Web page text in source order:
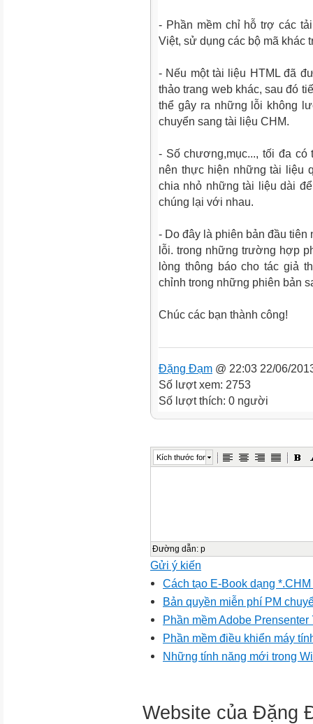
- Phần mềm chỉ hỗ trợ các
Việt, sử dụng các bộ mã khác
- Nếu một tài liệu HTML đã
thảo trang web khác, sau đó
thể gây ra những lỗi không
chuyển sang tài liệu CHM.
- Số chương,mục..., tối đa
nên thực hiện những tài liệu
chia nhỏ những tài liệu dài
chúng lại với nhau.
- Do đây là phiên bản đầu tiên
lỗi. trong những trường hợp
lòng thông báo cho tác giả
chỉnh trong những phiên bản
Chúc các bạn thành công!
Đặng Đạm @ 22:03 22/06/
Số lượt xem: 2753
Số lượt thích: 0 người
Kích thước font
Đường dẫn: p
Gửi ý kiến
Cách tạo E-Book dạng
Bản quyền miễn phí PM
Phần mềm Adobe Prensenter
Phần mềm điều khiển máy
Những tính năng mới trong
Website của Đặng